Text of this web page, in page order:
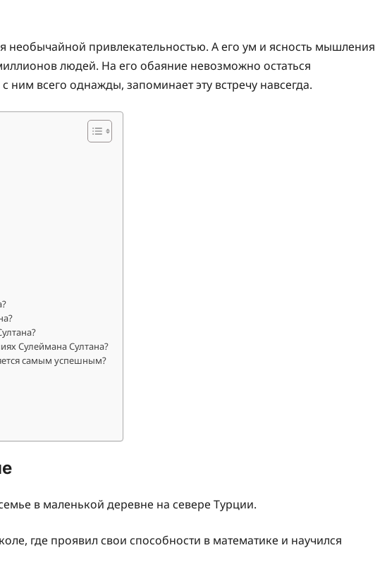
необычайной привлекательностью. А его ум и ясность мышления
людей. На его обаяние невозможно остаться
ним всего однажды, запоминает эту встречу навсегда.
Сулеймана Султана?
самым успешным?
в маленькой деревне на севере Турции.
где проявил свои способности в математике и научился